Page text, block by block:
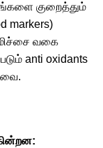
குறைத்தும்
markers)
வகை
anti oxidants